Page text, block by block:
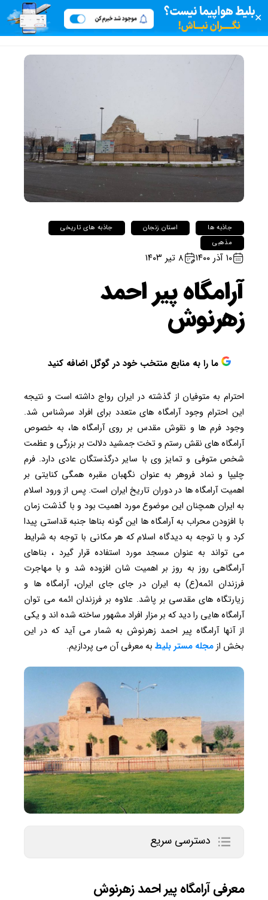
✕
جاذبه ها استان زنجان
جاذبه های تاریخی
مذهبی
۱۰ آذر ۱۴۰۰ ۸ تیر ۱۴۰۳
آرامگاه پیر احمد
زهرنوش
ما را به منابع منتخب خود در گوگل اضافه کنید
احترام به متوفیان از گذشته در ایران رواج داشته است و نتیجه
این احترام وجود آرامگاه های متعدد برای افراد سرشناس شد.
وجود فرم ها و نقوش مقدس بر روی آرامگاه ها، به خصوص
آرامگاه های نقش رستم و تخت جمشید دلالت بر بزرگی و عظمت
شخص متوفی و تمایز وی با سایر درگذستگان عادی دارد. فرم
چلیپا و نماد فروهر به عنوان نگهبان مقبره همگی کنایتی بر
اهمیت آرامگاه ها در دوران تاریخ ایران است. پس از ورود اسلام
به ایران همچنان این موضوع مورد اهمیت بود و با گذشت زمان
با افزودن محراب به آرامگاه ها این گونه بناها جنبه قداستی پیدا
کرد و با توجه به دیدگاه اسلام که هر مکانی با توجه به شرایط
می تواند به عنوان مسجد مورد استفاده قرار گیرد ، بناهای
آرامگاهی روز به روز بر اهمیت شان افزوده شد و با مهاجرت
فرزندان ائمه(ع) به ایران در جای جای ایران، آرامگاه ها و
زیارتگاه های مقدسی بر پاشد. علاوه بر فرزندان ائمه می توان
آرامگاه هایی را دید که بر مزار افراد مشهور ساخته شده اند و یکی
از آنها آرامگاه پیر احمد زهرنوش به شمار می آید که در این
بخش ازمجله مستر بلیط به معرفی آن می پردازیم.
دسترسی سریع
معرفی آرامگاه پیر احمد زهرنوش